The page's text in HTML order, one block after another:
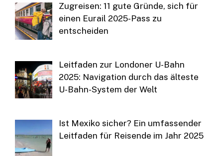
Zugreisen: 11 gute Gründe, sich für
einen Eurail 2025-Pass zu
entscheiden
Leitfaden zur Londoner U-Bahn
2025: Navigation durch das älteste
U-Bahn-System der Welt
Ist Mexiko sicher? Ein umfassender
Leitfaden für Reisende im Jahr 2025